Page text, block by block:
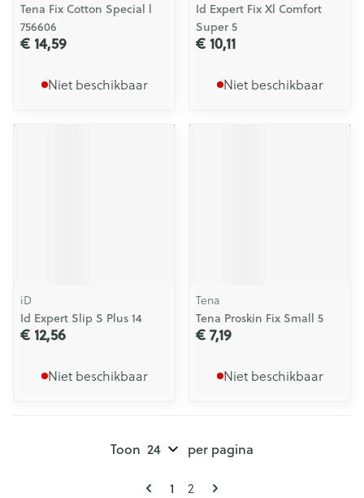
Tena Fix Cotton Special l
756606
€ 14,59
Niet beschikbaar
Id Expert Fix Xl Comfort
Super 5
€ 10,11
Niet beschikbaar
iD
Id Expert Slip S Plus 14
€ 12,56
Niet beschikbaar
Tena
Tena Proskin Fix Small 5
€ 7,19
Niet beschikbaar
Pagina's
U lees momenteel pagina
1 Pagina
2
Toon per pagina